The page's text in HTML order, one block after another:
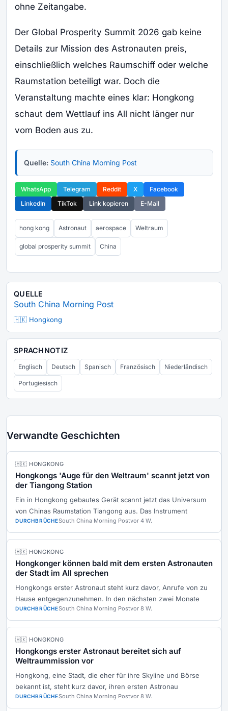
ohne Zeitangabe.
Der Global Prosperity Summit 2026 gab keine
Details zur Mission des Astronauten preis,
einschließlich welches Raumschiff oder welche
Raumstation beteiligt war. Doch die
Veranstaltung machte eines klar: Hongkong
schaut dem Wettlauf ins All nicht länger nur
vom Boden aus zu.
Quelle: South China Morning Post
WhatsApp Telegram Reddit X
Facebook
LinkedIn
TikTok Link kopieren E-Mail
hong kong Astronaut aerospace Weltraum
global prosperity summit China
QUELLE
South China Morning Post
🇭🇰 Hongkong
SPRACHNOTIZ
Englisch Deutsch Spanisch Französisch Niederländisch
Portugiesisch
Verwandte Geschichten
🇭🇰 HONGKONG
Hongkongs 'Auge für den Weltraum' scannt jetzt von
der Tiangong Station
Ein in Hongkong gebautes Gerät scannt jetzt das Universum
von Chinas Raumstation Tiangong aus. Das Instrument
DURCHBRÜCHESouth China Morning Postvor 4 W.
🇭🇰 HONGKONG
Hongkonger können bald mit dem ersten Astronauten
der Stadt im All sprechen
Hongkongs erster Astronaut steht kurz davor, Anrufe von zu
Hause entgegenzunehmen. In den nächsten zwei Monate
DURCHBRÜCHESouth China Morning Postvor 8 W.
🇭🇰 HONGKONG
Hongkongs erster Astronaut bereitet sich auf
Weltraummission vor
Hongkong, eine Stadt, die eher für ihre Skyline und Börse
bekannt ist, steht kurz davor, ihren ersten Astronau
DURCHBRÜCHESouth China Morning Postvor 8 W.